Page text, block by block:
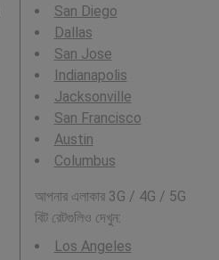
San Diego
Dallas
San Jose
Indianapolis
Jacksonville
San Francisco
Austin
Columbus
আপনার এলাকার 3G / 4G / 5G
বিট রেটগুলিও দেখুন:
Los Angeles